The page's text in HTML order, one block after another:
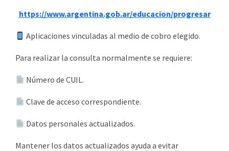
https://www.argentina.gob.ar/educacion/progresar
Aplicaciones vinculadas al medio de cobro elegido.
Para realizar la consulta normalmente se requiere:
Número de CUIL.
Clave de acceso correspondiente.
Datos personales actualizados.
Mantener los datos actualizados ayuda a evitar